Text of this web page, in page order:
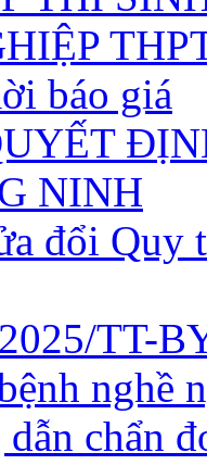
báo giá
NINH
đổi Quy
TT-
nghề
chẩn